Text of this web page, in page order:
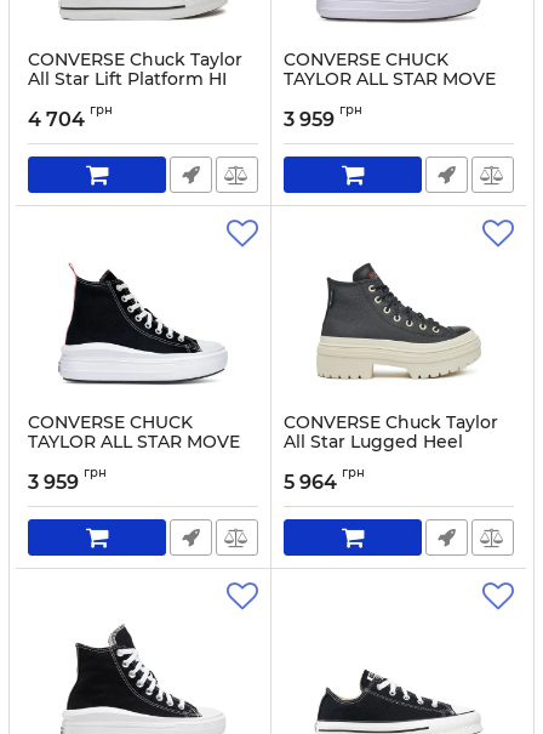
CONVERSE Chuck Taylor
All Star Lift Platform HI
Артикул: 0000304950551-37.1_2
4 704 грн
CONVERSE CHUCK
TAYLOR ALL STAR MOVE
White
Артикул: 5905588785477-37.1_2
3 959 грн
CONVERSE CHUCK
TAYLOR ALL STAR MOVE
Артикул:
3 959 грн
CONVERSE Chuck Taylor
All Star Lugged Heel
A12328C 001 Black
Артикул: 0000304944178-36
5 964 грн